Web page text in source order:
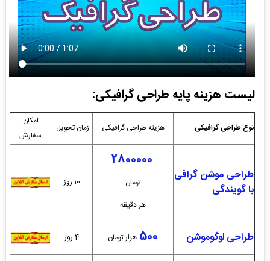
لیست هزینه پایه طراحی گرافیکی:
نوع طراحی گرافیکی هزینه طراحی گرافیکی زمان تحویل
امکان
سفارش
طراحی موشن گرافی
با گویندگی
2800000
تومان
هر دقیقه
10 روز
طراحی لوگوموشن 500 هزار تومان 4 روز